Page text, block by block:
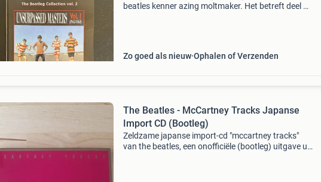
beatles kenner azing moltmaker. Het betreft deel 2
Zo goed als nieuw Ophalen of Verzenden
The Beatles - McCartney Tracks Japanse
Import CD (Bootleg)
Zeldzame japanse import-cd "mccartney tracks"
van the beatles, een onofficiële (bootleg) uitgave uit